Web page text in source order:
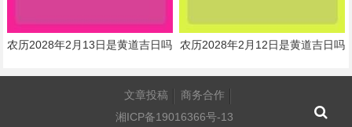
农历2028年2月13日是黄道吉日吗 农历2028年2月12日是黄道吉日吗
文章投稿
商务合作
湘ICP备19016366号-13